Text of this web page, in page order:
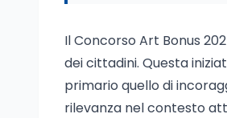
Il Concorso Art Bonus
dei cittadini. Questa
primario quello di
rilevanza nel contesto